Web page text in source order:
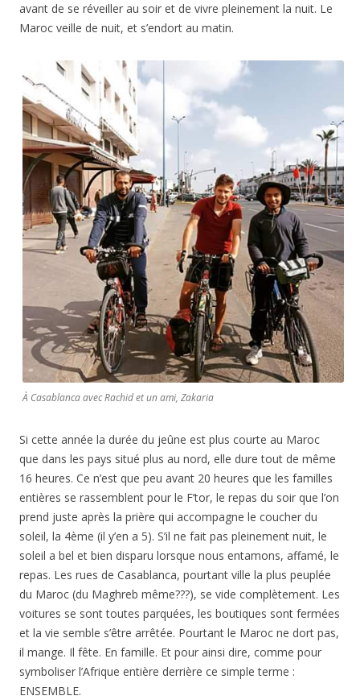
avant de se réveiller au soir et de vivre pleinement la nuit. Le
Maroc veille de nuit, et s’endort au matin.
À Casablanca avec Rachid et un ami, Zakaria
Si cette année la durée du jeûne est plus courte au Maroc
que dans les pays situé plus au nord, elle dure tout de même
16 heures. Ce n’est que peu avant 20 heures que les familles
entières se rassemblent pour le F’tor, le repas du soir que l’on
prend juste après la prière qui accompagne le coucher du
soleil, la 4ème (il y’en a 5). S’il ne fait pas pleinement nuit, le
soleil a bel et bien disparu lorsque nous entamons, affamé, le
repas. Les rues de Casablanca, pourtant ville la plus peuplée
du Maroc (du Maghreb même???), se vide complètement. Les
voitures se sont toutes parquées, les boutiques sont fermées
et la vie semble s’être arrêtée. Pourtant le Maroc ne dort pas,
il mange. Il fête. En famille. Et pour ainsi dire, comme pour
symboliser l’Afrique entière derrière ce simple terme :
ENSEMBLE.